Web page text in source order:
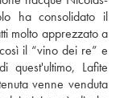
ha consolidato il
molto apprezzato a
il “vino dei re” e
Lafite
venne venduta